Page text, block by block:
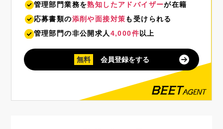
管理部門業務を熟知したアドバイザーが在籍
応募書類の添削や面接対策も受けられる
管理部門の非公開求人4,000件以上
無料 会員登録をする